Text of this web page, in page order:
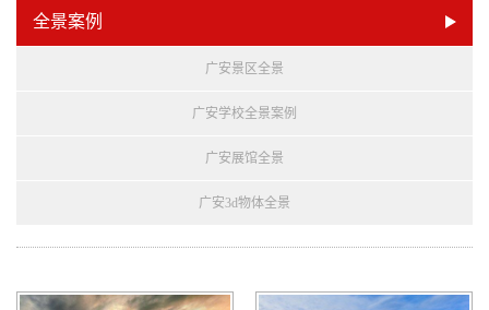
全景案例
广安景区全景
广安学校全景案例
广安展馆全景
广安3d物体全景